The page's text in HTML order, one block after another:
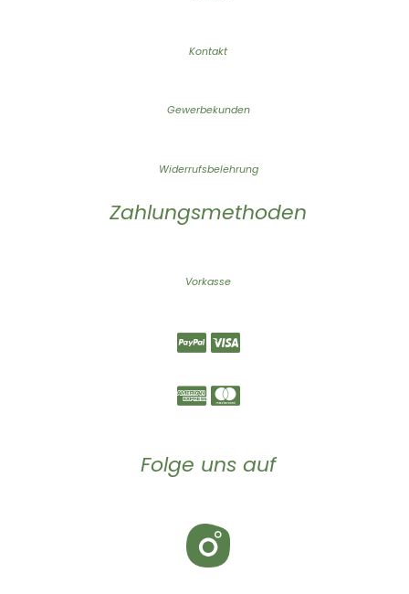
Kontakt
Gewerbekunden
Widerrufsbelehrung
Zahlungsmethoden
Vorkasse
Folge uns auf